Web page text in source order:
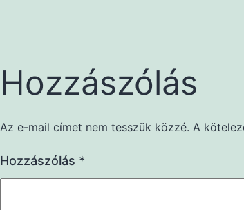
Hozzászólás
Az e-mail címet nem tesszük közzé. A
Hozzászólás *